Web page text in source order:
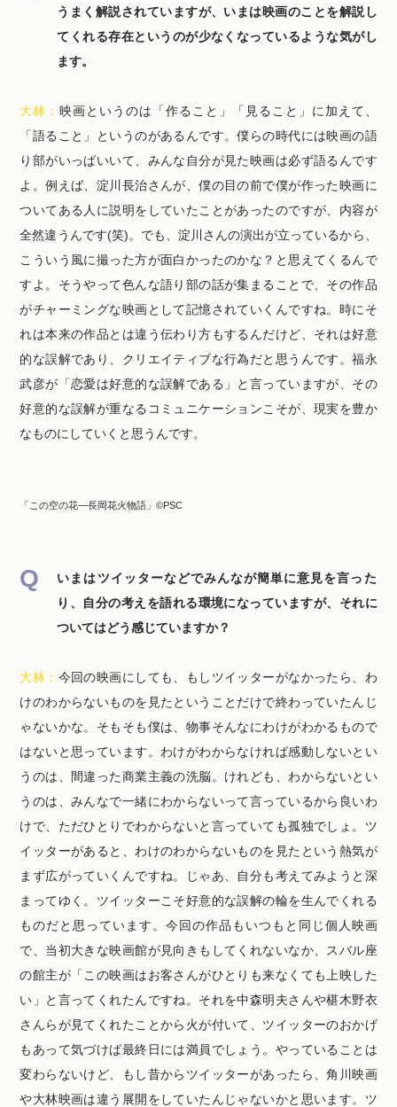
うまく解説されていますが、いまは映画のことを解説し
てくれる存在というのが少なくなっているような気がし
ます。
大林：映画というのは「作ること」「見ること」に加えて、
「語ること」というのがあるんです。僕らの時代には映画の語
り部がいっぱいいて、みんな自分が見た映画は必ず語るんです
よ。例えば、淀川長治さんが、僕の目の前で僕が作った映画に
ついてある人に説明をしていたことがあったのですが、内容が
全然違うんです(笑)。でも、淀川さんの演出が立っているから、
こういう風に撮った方が面白かったのかな？と思えてくるんで
すよ。そうやって色んな語り部の話が集まることで、その作品
がチャーミングな映画として記憶されていくんですね。時にそ
れは本来の作品とは違う伝わり方もするんだけど、それは好意
的な誤解であり、クリエイティブな行為だと思うんです。福永
武彦が「恋愛は好意的な誤解である」と言っていますが、その
好意的な誤解が重なるコミュニケーションこそが、現実を豊か
なものにしていくと思うんです。
「この空の花―長岡花火物語」©PSC
いまはツイッターなどでみんなが簡単に意見を言った
り、自分の考えを語れる環境になっていますが、それに
ついてはどう感じていますか？
大林： 今回の映画にしても、もしツイッターがなかったら、わ
けのわからないものを見たということだけで終わっていたんじ
ゃないかな。そもそも僕は、物事そんなにわけがわかるもので
はないと思っています。わけがわからなければ感動しないとい
うのは、間違った商業主義の洗脳。けれども、わからないとい
うのは、みんなで一緒にわからないって言っているから良いわ
けで、ただひとりでわからないと言っていても孤独でしょ。ツ
イッターがあると、わけのわからないものを見たという熱気が
まず広がっていくんですね。じゃあ、自分も考えてみようと深
まってゆく。ツイッターこそ好意的な誤解の輪を生んでくれる
ものだと思っています。今回の作品もいつもと同じ個人映画
で、当初大きな映画館が見向きもしてくれないなか、スバル座
の館主が「この映画はお客さんがひとりも来なくても上映した
い」と言ってくれたんですね。それを中森明夫さんや椹木野衣
さんらが見てくれたことから火が付いて、ツイッターのおかげ
もあって気づけば最終日には満員でしょう。やっていることは
変わらないけど、もし昔からツイッターがあったら、角川映画
や大林映画は違う展開をしていたんじゃないかと思います。ツ